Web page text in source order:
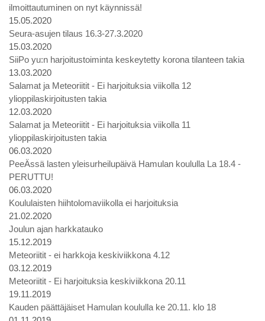
ilmoittautuminen on nyt käynnissä!
15.05.2020
Seura-asujen tilaus 16.3-27.3.2020
15.03.2020
SiiPo yu:n harjoitustoiminta keskeytetty korona tilanteen takia
13.03.2020
Salamat ja Meteoriitit - Ei harjoituksia viikolla 12
ylioppilaskirjoitusten takia
12.03.2020
Salamat ja Meteoriitit - Ei harjoituksia viikolla 11
ylioppilaskirjoitusten takia
06.03.2020
PeeÄssä lasten yleisurheilupäivä Hamulan koululla La 18.4 -
PERUTTU!
06.03.2020
Koululaisten hiihtolomaviikolla ei harjoituksia
21.02.2020
Joulun ajan harkkatauko
15.12.2019
Meteoriitit - ei harkkoja keskiviikkona 4.12
03.12.2019
Meteoriitit - Ei harjoituksia keskiviikkona 20.11
19.11.2019
Kauden päättäjäiset Hamulan koululla ke 20.11. klo 18